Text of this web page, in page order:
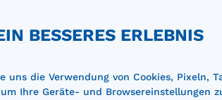
weiß pulverbeschichtet
Montagelaufbolzen zur Befestigung
aus Stahlblech, weiß pulverbeschichtet.
BESSERES ERLEBNIS
uns die Verwendung von Cookies, Pixeln,
Ihre Geräte- und Browsereinstellungen